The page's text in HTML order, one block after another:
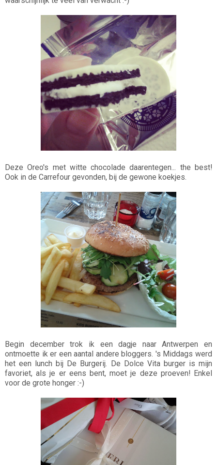
Deze Oreo's met witte chocolade daarentegen... the best!
Ook in de Carrefour gevonden, bij de gewone koekjes.
Begin december trok ik een dagje naar Antwerpen en
ontmoette ik er een aantal andere bloggers. 's Middags werd
het een lunch bij De Burgerij. De Dolce Vita burger is mijn
favoriet, als je er eens bent, moet je deze proeven! Enkel
voor de grote honger :-)